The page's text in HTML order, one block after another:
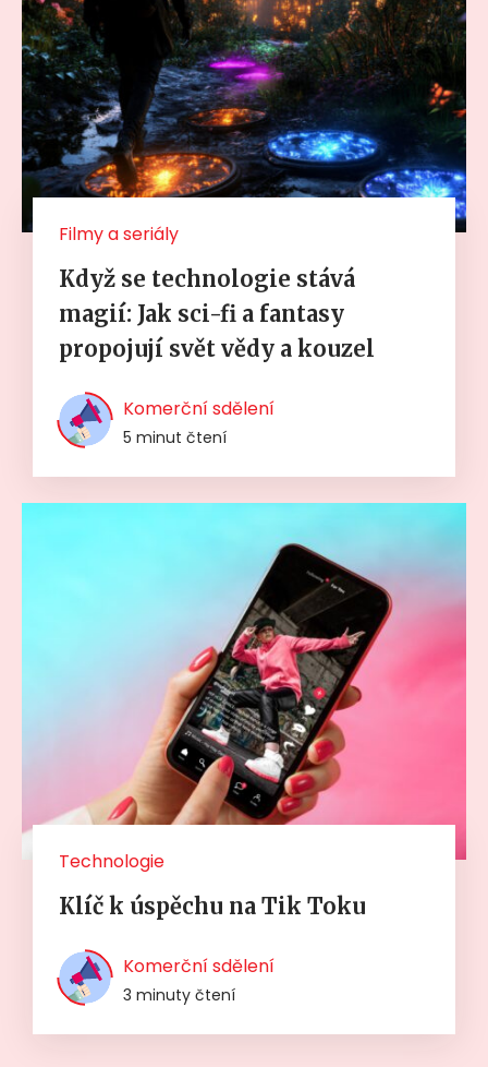
Filmy a seriály
Když se technologie stává
magií: Jak sci-fi a fantasy
propojují svět vědy a kouzel
Komerční sdělení
5 minut čtení
Technologie
Klíč k úspěchu na Tik Toku
Komerční sdělení
3 minuty čtení